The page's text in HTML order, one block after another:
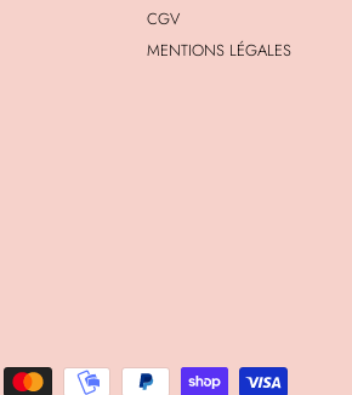
CGV
MENTIONS LÉGALES